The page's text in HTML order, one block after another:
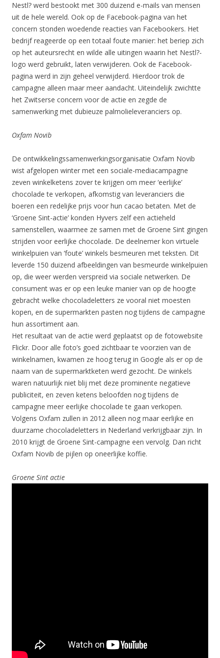
Nestl? werd bestookt met 300 duizend e-mails van mensen
uit de hele wereld. Ook op de Facebook-pagina van het
concern stonden woedende reacties van Facebookers. Het
bedrijf reageerde op een totaal foute manier: het beriep zich
op het auteursrecht en wilde alle uitingen waarin het Nestl?-
logo werd gebruikt, laten verwijderen. Ook de Facebook-
pagina werd in zijn geheel verwijderd. Hierdoor trok de
campagne alleen maar meer aandacht. Uiteindelijk zwichtte
het Zwitserse concern voor de actie en zegde de
samenwerking met dubieuze palmolieleveranciers op.
Oxfam Novib
De ontwikkelingssamenwerkingsorganisatie Oxfam Novib
wist afgelopen winter met een sociale-mediacampagne
zeven winkelketens zover te krijgen om meer ‘eerlijke’
chocolade te verkopen, afkomstig van leveranciers die
boeren een redelijke prijs voor hun cacao betaten. Met de
‘Groene Sint-actie’ konden Hyvers zelf een actieheld
samenstellen, waarmee ze samen met de Groene Sint gingen
strijden voor eerlijke chocolade. De deelnemer kon virtuele
winkelpuien van ‘foute’ winkels besmeuren met teksten. Dit
leverde 150 duizend afbeeldingen van besmeurde winkelpuien
op, die weer werden verspreid via sociale netwerken. De
consument was er op een leuke manier van op de hoogte
gebracht welke chocoladeletters ze vooral niet moesten
kopen, en de supermarkten pasten nog tijdens de campagne
hun assortiment aan.
Het resultaat van de actie werd geplaatst op de fotowebsite
Flickr. Door alle foto’s goed zichtbaar te voorzien van de
winkelnamen, kwamen ze hoog terug in Google als er op de
naam van de supermarktketen werd gezocht. De winkels
waren natuurlijk niet blij met deze prominente negatieve
publiciteit, en zeven ketens beloofden nog tijdens de
campagne meer eerlijke chocolade te gaan verkopen.
Volgens Oxfam zullen in 2012 alleen nog maar eerlijke en
duurzame chocoladeletters in Nederland verkrijgbaar zijn. In
2010 krijgt de Groene Sint-campagne een vervolg. Dan richt
Oxfam Novib de pijlen op oneerlijke koffie.
Groene Sint actie